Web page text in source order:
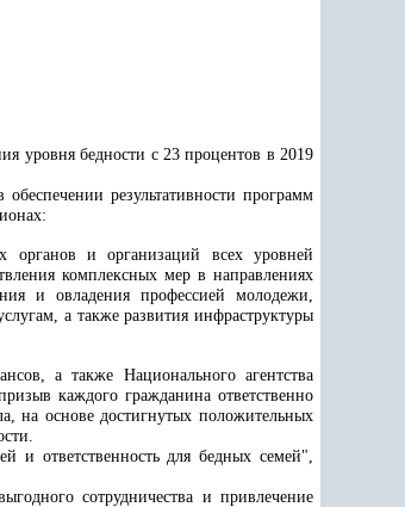
уровня бедности с 23 процентов в 2019
результативности программ
органов и организаций всех уровней
комплексных мер в направлениях
и овладения профессией молодежи,
а также развития инфраструктуры
а также Национального агентства
каждого гражданина ответственно
на основе достигнутых положительных
и ответственность для бедных семей",
сотрудничества и привлечение